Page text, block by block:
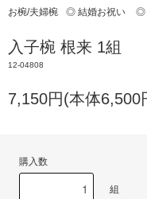
お椀/夫婦椀 ◎ 結婚お祝い ◎
入子椀 根来 1組
12-04808
7,150円(本体6,500
購入数
組